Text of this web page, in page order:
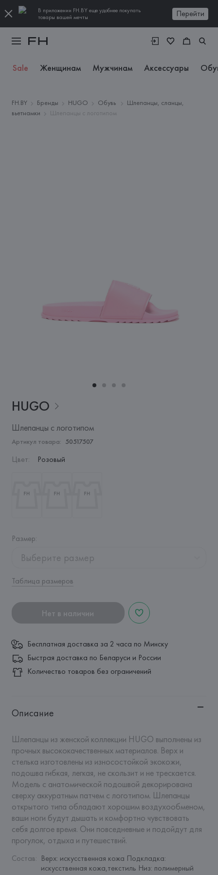
В приложении FH.BY еще удобнее покупать
товары вашей мечты
Перейти
Sale Женщинам Мужчинам Аксессуары
FH.BY Бренды HUGO Обувь
Шлепанцы, сланцы,
вьетнамки
Шлепанцы с логотипом
HUGO
Шлепанцы с логотипом
Артикул товара: 50517507
Цвет: Розовый
Размер:
Выберите размер
Таблица размеров
Нет в наличии
Бесплатная доставка за 2 часа по Минску
Быстрая доставка по Беларуси и России
Количество товаров без ограничений
Описание
Шлепанцы из женской коллекции HUGO выполнены из
прочных высококачественных материалов. Верх и
стелька изготовлены из износостойкой экокожи,
подошва гибкая, легкая, не скользит и не трескается.
Модель с анатомической подошвой декорирована
сверху аккуратным патчем с логотипом. Шлепанцы
открытого типа обладают хорошим воздухообменом,
ваши ноги будут дышать и комфортно чувствовать
себя долгое время. Они повседневные и подойдут для
прогулок, отдыха и путешествий.
Состав: Верх: искусственная кожа Подкладка:
искусственная кожа,текстиль Низ: полимерный